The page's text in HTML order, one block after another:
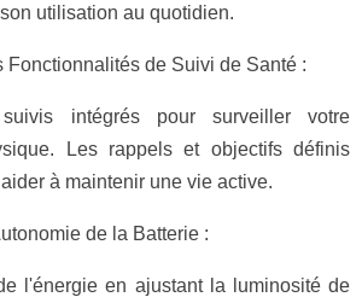
utilisation au quotidien.
Fonctionnalités de Suivi de Santé :
intégrés pour surveiller votre
Les rappels et objectifs définis
à maintenir une vie active.
de la Batterie :
l'énergie en ajustant la luminosité de